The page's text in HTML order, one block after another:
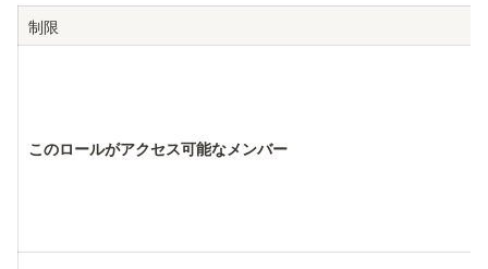
制限
このロールがアクセス可能なメンバー